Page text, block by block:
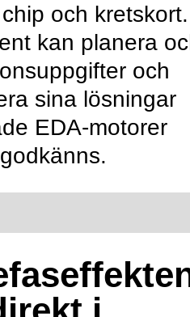
och kretskort.
kan planera
och
sina lösningar
EDA-motorer